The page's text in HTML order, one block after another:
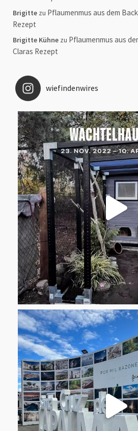
Brigitte zu Pflaumenmus aus dem
Rezept
Brigitte Kühne zu Pflaumenmus aus
Claras Rezept
wiefindenwires